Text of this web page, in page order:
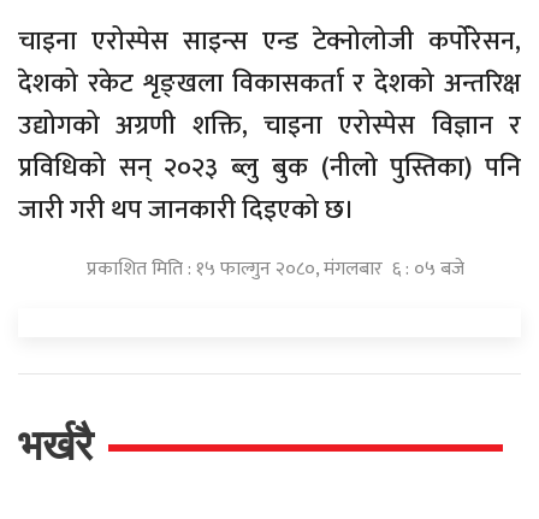
चाइना एरोस्पेस साइन्स एन्ड टेक्नोलोजी कर्पोरेसन,
देशको रकेट शृङ्खला विकासकर्ता र देशको अन्तरिक्ष
उद्योगको अग्रणी शक्ति, चाइना एरोस्पेस विज्ञान र
प्रविधिको सन् २०२३ ब्लु बुक (नीलो पुस्तिका) पनि
जारी गरी थप जानकारी दिइएको छ।
प्रकाशित मिति : १५ फाल्गुन २०८०, मंगलबार ६ : ०५ बजे
भर्खरै